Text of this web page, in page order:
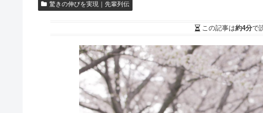
驚きの伸びを実現｜先輩列伝
この記事は約4分で